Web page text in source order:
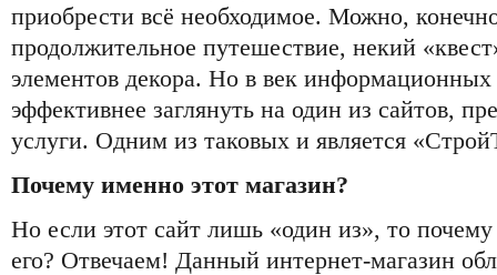
приобрести всё необходимое. Можно,
продолжительное путешествие, некий
элементов декора. Но в век информационных
эффективнее заглянуть на один из сайтов,
услуги. Одним из таковых и является
Почему именно этот магазин?
Но если этот сайт лишь «один из», то
его? Отвечаем! Данный интернет-магазин